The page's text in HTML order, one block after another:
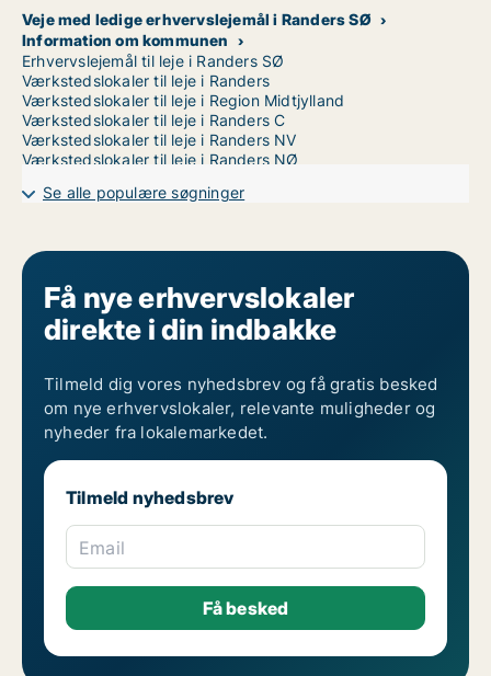
Veje med ledige erhvervslejemål i Randers SØ
Information om kommunen
Erhvervslejemål til leje i Randers SØ
Værkstedslokaler til leje i Randers
Værkstedslokaler til leje i Region Midtjylland
Værkstedslokaler til leje i Randers C
Værkstedslokaler til leje i Randers NV
Værkstedslokaler til leje i Randers NØ
Se alle populære søgninger
Få nye erhvervslokaler
direkte i din indbakke
Tilmeld dig vores nyhedsbrev og få gratis besked
om nye erhvervslokaler, relevante muligheder og
nyheder fra lokalemarkedet.
Tilmeld nyhedsbrev
Email